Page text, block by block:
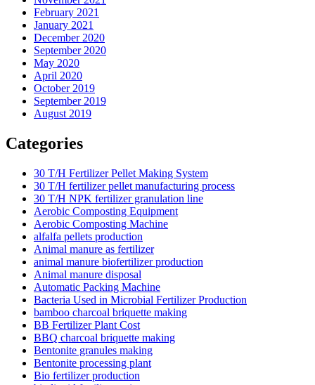
February 2021
January 2021
December 2020
September 2020
May 2020
April 2020
October 2019
September 2019
August 2019
Categories
30 T/H Fertilizer Pellet Making System
30 T/H fertilizer pellet manufacturing process
30 T/H NPK fertilizer granulation line
Aerobic Composting Equipment
Aerobic Composting Machine
alfalfa pellets production
Animal manure as fertilizer
animal manure biofertilizer production
Animal manure disposal
Automatic Packing Machine
Bacteria Used in Microbial Fertilizer Production
bamboo charcoal briquette making
BB Fertilizer Plant Cost
BBQ charcoal briquette making
Bentonite granules making
Bentonite processing plant
Bio fertilizer production